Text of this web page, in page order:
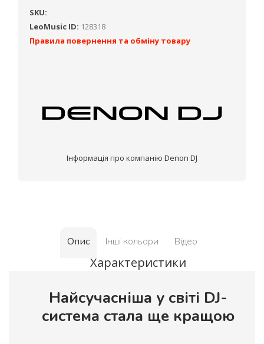
SKU:
LeoMusic ID: 128318
Правила повернення та обміну товару
Інформація про компанію Denon DJ
Опис Інші кольори Відео
Характеристики
Найсучасніша у світі DJ-
система стала ще кращою